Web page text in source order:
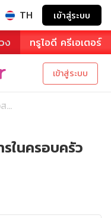
TH เข้าสู่ระบบ
ง ทรูไอดี ครีเอเตอร์
เข้าสู่ระบบ
...
ในครอบครัว